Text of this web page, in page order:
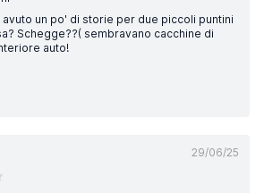
avuto un po' di storie per due piccoli puntini
Schegge??( sembravano cacchine di
auto!
29/06/25